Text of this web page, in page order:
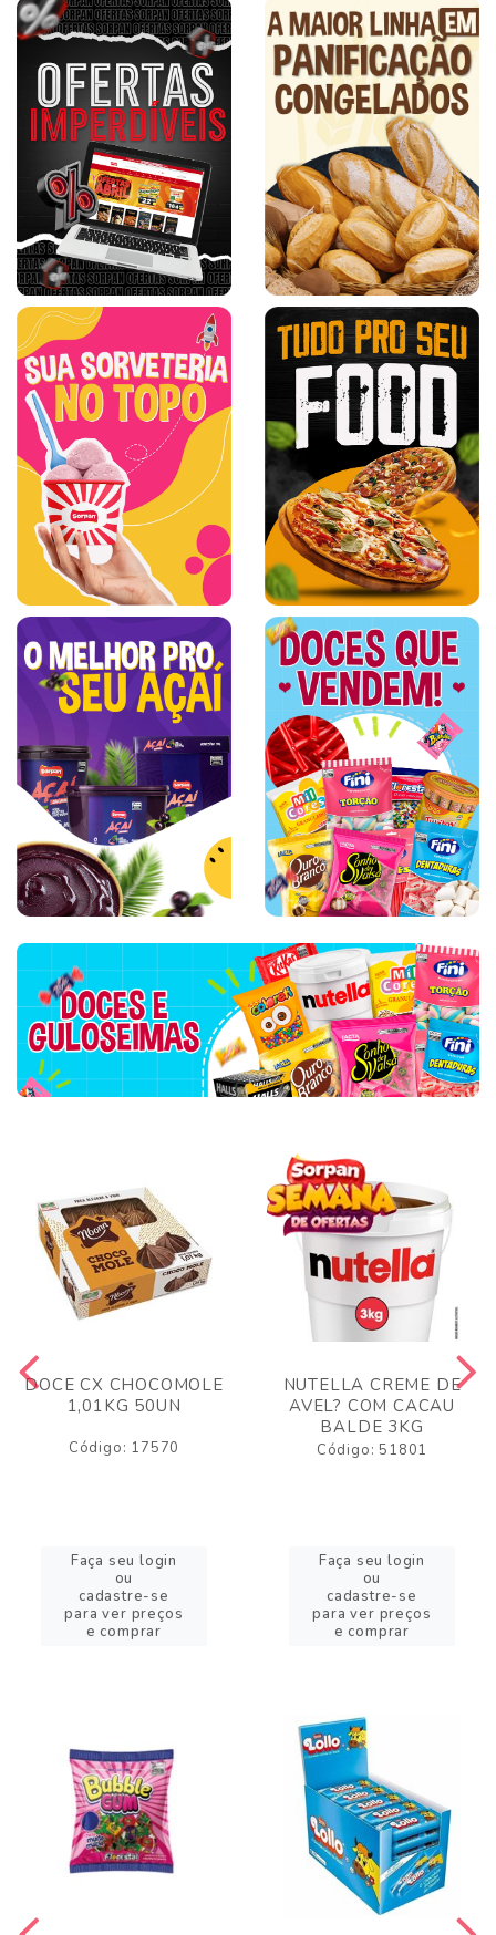
DOCE CX CHOCOMOLE
1,01KG 50UN
Código: 17570
Faça seu login
ou
cadastre-se
para ver preços
e comprar
NUTELLA CREME DE
AVEL? COM CACAU
BALDE 3KG
Código: 51801
Faça seu login
ou
cadastre-se
para ver preços
e comprar